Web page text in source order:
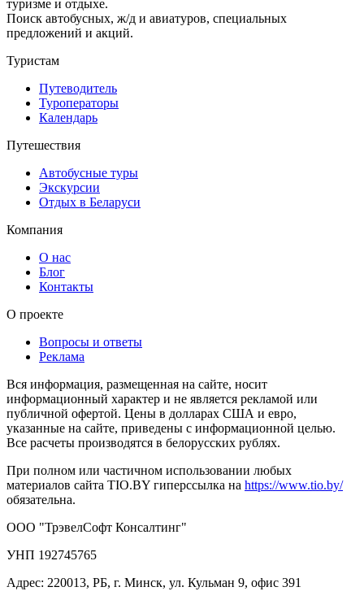
туризме и отдыхе.
Поиск автобусных, ж/д и авиатуров, специальных
предложений и акций.
Туристам
Путеводитель
Туроператоры
Календарь
Путешествия
Автобусные туры
Экскурсии
Отдых в Беларуси
Компания
О нас
Блог
Контакты
О проекте
Вопросы и ответы
Реклама
Вся информация, размещенная на сайте, носит
информационный характер и не является рекламой или
публичной офертой. Цены в долларах США и евро,
указанные на сайте, приведены с информационной целью.
Все расчеты производятся в белорусских рублях.
При полном или частичном использовании любых
материалов сайта TIO.BY гиперссылка на https://www.tio.by/
обязательна.
ООО "ТрэвелСофт Консалтинг"
УНП 192745765
Адрес: 220013, РБ, г. Минск, ул. Кульман 9, офис 391